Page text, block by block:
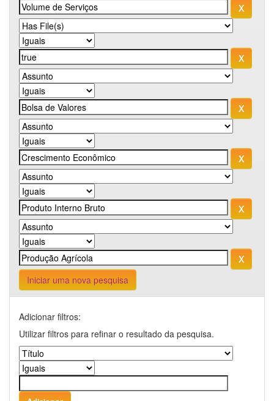
Iniciar uma nova pesquisa
Adicionar filtros:
Utilizar filtros para refinar o resultado da pesquisa.